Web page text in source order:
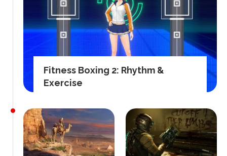
Fitness Boxing 2: Rhythm &
Exercise